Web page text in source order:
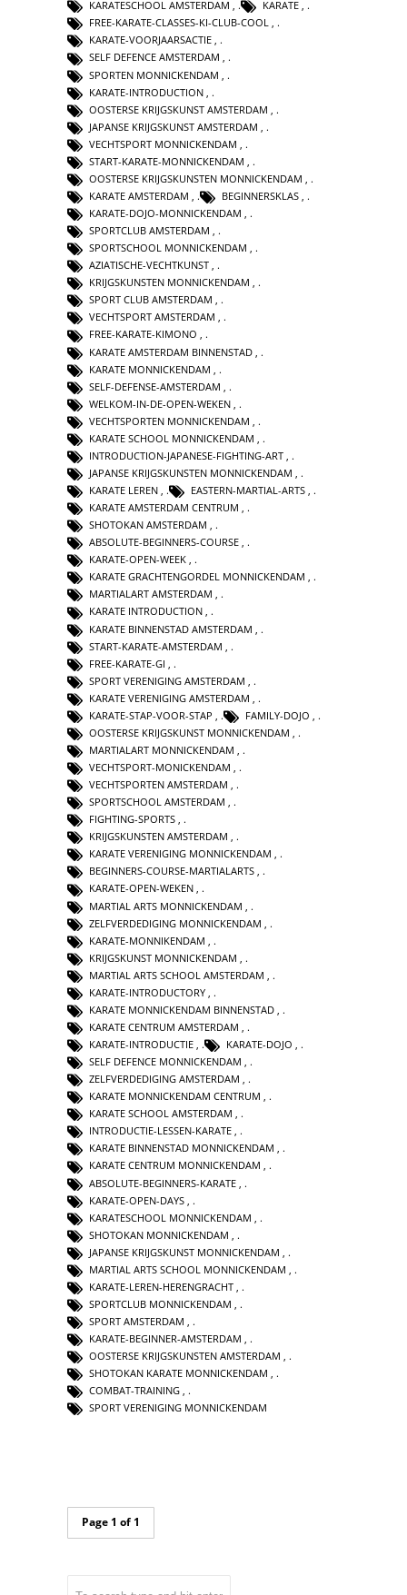
KARATESCHOOL AMSTERDAM , KARATE ,
FREE-KARATE-CLASSES-KI-CLUB-COOL ,
KARATE-VOORJAARSACTIE ,
SELF DEFENCE AMSTERDAM ,
SPORTEN MONNICKENDAM
KARATE-INTRODUCTION
OOSTERSE KRIJGSKUNST AMSTERDAM
JAPANSE KRIJGSKUNST AMSTERDAM
VECHTSPORT MONNICKENDAM
START-KARATE-MONNICKENDAM
OOSTERSE KRIJGSKUNSTEN MONNICKENDAM
KARATE AMSTERDAM
BEGINNERSKLAS
KARATE-DOJO-MONNICKENDAM ,
SPORTCLUB AMSTERDAM ,
SPORTSCHOOL MONNICKENDAM ,
AZIATISCHE-VECHTKUNST ,
KRIJGSKUNSTEN MONNICKENDAM ,
SPORT CLUB AMSTERDAM ,
VECHTSPORT AMSTERDAM ,
FREE-KARATE-KIMONO ,
KARATE AMSTERDAM BINNENSTAD
KARATE MONNICKENDAM
SELF-DEFENSE-AMSTERDAM
WELKOM-IN-DE-OPEN-WEKEN
VECHTSPORTEN MONNICKENDAM
KARATE SCHOOL MONNICKENDAM
INTRODUCTION-JAPANESE-FIGHTING-ART
JAPANSE KRIJGSKUNSTEN MONNICKENDAM
KARATE LEREN , EASTERN-MARTIAL-ARTS ,
KARATE AMSTERDAM CENTRUM ,
SHOTOKAN AMSTERDAM ,
ABSOLUTE-BEGINNERS-COURSE ,
KARATE-OPEN-WEEK ,
KARATE GRACHTENGORDEL MONNICKENDAM ,
MARTIALART AMSTERDAM ,
KARATE INTRODUCTION ,
KARATE BINNENSTAD AMSTERDAM
START-KARATE-AMSTERDAM
FREE-KARATE-GI
SPORT VERENIGING AMSTERDAM
KARATE VERENIGING AMSTERDAM
KARATE-STAP-VOOR-STAP
FAMILY-DOJO
OOSTERSE KRIJGSKUNST MONNICKENDAM
MARTIALART MONNICKENDAM
VECHTSPORT-MONICKENDAM ,
VECHTSPORTEN AMSTERDAM ,
SPORTSCHOOL AMSTERDAM ,
FIGHTING-SPORTS ,
KRIJGSKUNSTEN AMSTERDAM ,
KARATE VERENIGING MONNICKENDAM ,
BEGINNERS-COURSE-MARTIALARTS ,
KARATE-OPEN-WEKEN ,
MARTIAL ARTS MONNICKENDAM
ZELFVERDEDIGING MONNICKENDAM
KARATE-MONNIKENDAM
KRIJGSKUNST MONNICKENDAM
MARTIAL ARTS SCHOOL AMSTERDAM
KARATE-INTRODUCTORY
KARATE MONNICKENDAM BINNENSTAD
KARATE CENTRUM AMSTERDAM
KARATE-INTRODUCTIE , KARATE-DOJO ,
SELF DEFENCE MONNICKENDAM ,
ZELFVERDEDIGING AMSTERDAM ,
KARATE MONNICKENDAM CENTRUM ,
KARATE SCHOOL AMSTERDAM ,
INTRODUCTIE-LESSEN-KARATE ,
KARATE BINNENSTAD MONNICKENDAM ,
KARATE CENTRUM MONNICKENDAM ,
ABSOLUTE-BEGINNERS-KARATE
KARATE-OPEN-DAYS
KARATESCHOOL MONNICKENDAM
SHOTOKAN MONNICKENDAM
JAPANSE KRIJGSKUNST MONNICKENDAM
MARTIAL ARTS SCHOOL MONNICKENDAM
KARATE-LEREN-HERENGRACHT
SPORTCLUB MONNICKENDAM
SPORT AMSTERDAM ,
KARATE-BEGINNER-AMSTERDAM ,
OOSTERSE KRIJGSKUNSTEN AMSTERDAM ,
SHOTOKAN KARATE MONNICKENDAM ,
COMBAT-TRAINING ,
SPORT VERENIGING MONNICKENDAM
Page 1 of 1